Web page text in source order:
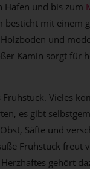
Hafen und bis zum
besticht mit einem
und
Kamin sorgt für
Vieles
es gibt
Säfte und
Frühstück freut
gehört